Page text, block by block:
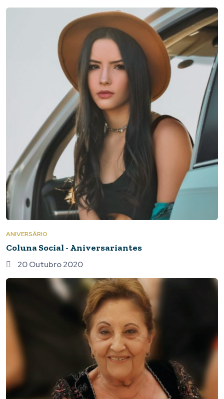
ANIVERSÁRIO
Coluna Social - Aniversariantes
20 Outubro 2020